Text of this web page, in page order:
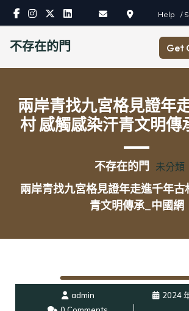
Skip
content
Help /
不存在的門 Get
兩岸青找九宮格見證年
村 感觸感染汗青文明傳
不存在的門 未分類
兩岸青找九宮格見證年走進千年古
青文明傳承_中國網
admin
2024